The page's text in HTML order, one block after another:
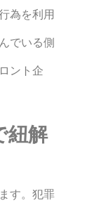
為を利用
でいる側
ント企
紐解
す。犯罪